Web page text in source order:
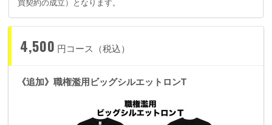
買契約の成立）となります。
4,500 円コース（税込）
《追加》職権濫用ビッグシルエットロンT